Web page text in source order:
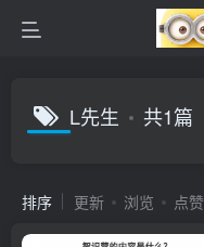
L先生 共1篇
排序 更新 浏览 点赞